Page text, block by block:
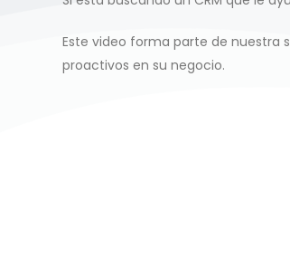
Este video forma parte de nuestra
proactivos en su negocio.